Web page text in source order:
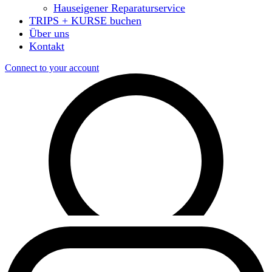
Hauseigener Reparaturservice
TRIPS + KURSE buchen
Über uns
Kontakt
Connect to your account